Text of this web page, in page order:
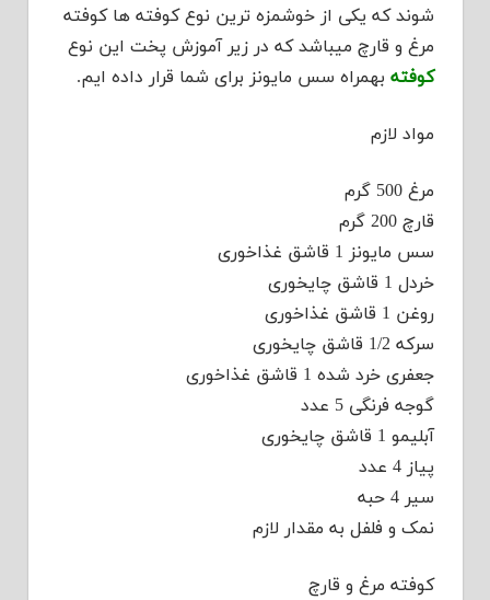
شوند که یکی از خوشمزه ترین نوع کوفته ها کوفته
مرغ و قارچ میباشد که در زیر آموزش پخت این نوع
کوفته بهمراه سس مایونز برای شما قرار داده ایم.
مواد لازم
مرغ 500 گرم
قارچ 200 گرم
سس مایونز 1 قاشق غذاخوری
خردل 1 قاشق چایخوری
روغن 1 قاشق غذاخوری
سرکه 1/2 قاشق چایخوری
جعفری خرد شده 1 قاشق غذاخوری
گوجه فرنگی 5 عدد
آبلیمو 1 قاشق چایخوری
پیاز 4 عدد
سیر 4 حبه
نمک و فلفل به مقدار لازم
کوفته مرغ و قارچ